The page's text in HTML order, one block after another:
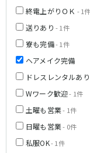
終電上がりＯＫ - 1件
送りあり - 1件
寮も完備- 1件
ヘアメイク完備
ドレスレンタルあり
Wワーク歓迎- 1件
土曜も営業- 1件
日曜も営業- 0件
私服OK- 1件
大和八木駅
近鉄八尾駅
堺東駅
東梅田駅
守口駅